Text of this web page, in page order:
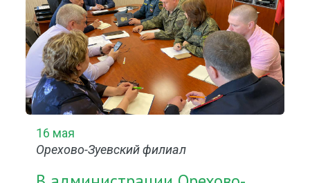
16 мая
Орехово-Зуевский филиал